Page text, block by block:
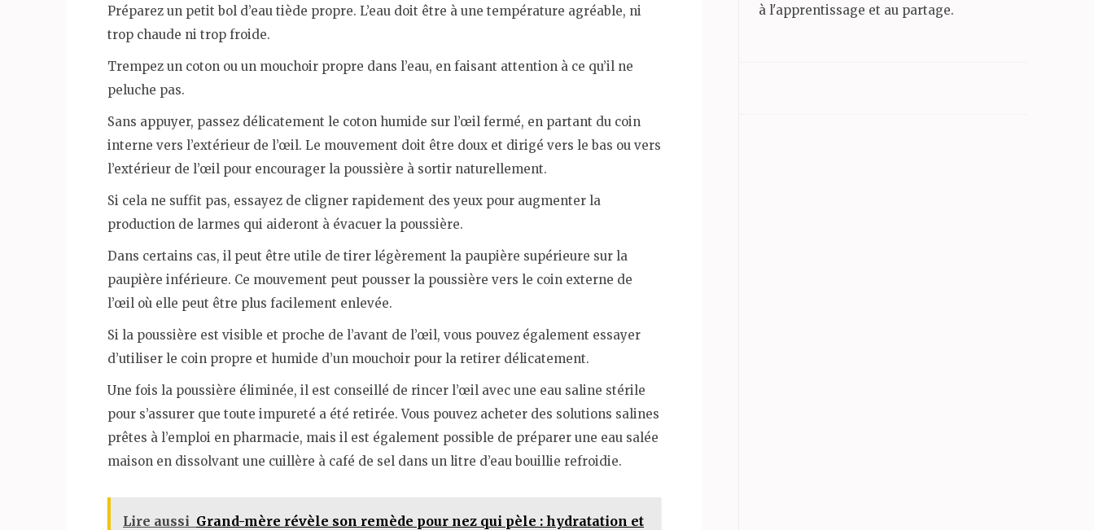
Préparez un petit bol d’eau tiède propre. L’eau doit être à une température agréable, ni
trop chaude ni trop froide.
Trempez un coton ou un mouchoir propre dans l’eau, en faisant attention à ce qu’il ne
peluche pas.
Sans appuyer, passez délicatement le coton humide sur l’œil fermé, en partant du coin
interne vers l’extérieur de l’œil. Le mouvement doit être doux et dirigé vers le bas ou vers
l’extérieur de l’œil pour encourager la poussière à sortir naturellement.
Si cela ne suffit pas, essayez de cligner rapidement des yeux pour augmenter la
production de larmes qui aideront à évacuer la poussière.
Dans certains cas, il peut être utile de tirer légèrement la paupière supérieure sur la
paupière inférieure. Ce mouvement peut pousser la poussière vers le coin externe de
l’œil où elle peut être plus facilement enlevée.
Si la poussière est visible et proche de l’avant de l’œil, vous pouvez également essayer
d’utiliser le coin propre et humide d’un mouchoir pour la retirer délicatement.
Une fois la poussière éliminée, il est conseillé de rincer l’œil avec une eau saline stérile
pour s’assurer que toute impureté a été retirée. Vous pouvez acheter des solutions salines
prêtes à l’emploi en pharmacie, mais il est également possible de préparer une eau salée
maison en dissolvant une cuillère à café de sel dans un litre d’eau bouillie refroidie.
Lire aussi Grand-mère révèle son remède pour nez qui pèle : hydratation et
à l'apprentissage et au partage.